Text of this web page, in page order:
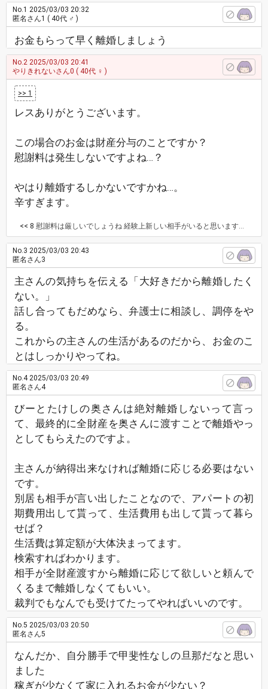
No.1 2025/03/03 20:32
匿名さん1 ( 40代 ♂ )
お金もらって早く離婚しましょう
No.2 2025/03/03 20:41
やりきれないさん0 ( 40代 ♀ )
>> 1
レスありがとうございます。
この場合のお金は財産分与のことですか？
慰謝料は発生しないですよね…？
やはり離婚するしかないですかね…。
辛すぎます。
<< 8 慰謝料は厳しいでしょうね 経験上新しい相手がいると思いますよ あなたを大事に愛してくれる人と出会えます 頑張って下さい
No.3 2025/03/03 20:43
匿名さん3
主さんの気持ちを伝える「大好きだから離婚したく
ない。」
話し合ってもだめなら、弁護士に相談し、調停をや
る。
これからの主さんの生活があるのだから、お金のこ
とはしっかりやってね。
No.42025/03/03 20:49
匿名さん4
びーとたけしの奥さんは絶対離婚しないって言っ
て、最終的に全財産を奥さんに渡すことで離婚やっ
としてもらえたのですよ。
主さんが納得出来なければ離婚に応じる必要はない
です。
別居も相手が言い出したことなので、アパートの初
期費用出して貰って、生活費用も出して貰って暮ら
せば？
生活費は算定額が大体決まってます。
検索すればわかります。
相手が全財産渡すから離婚に応じて欲しいと頼んで
くるまで離婚しなくてもいい。
裁判でもなんでも受けてたってやればいいのです。
No.5 2025/03/03 20:50
匿名さん5
なんだか、自分勝手で甲斐性なしの旦那だなと思い
ました
稼ぎが少なくて家に入れるお金が少ない？